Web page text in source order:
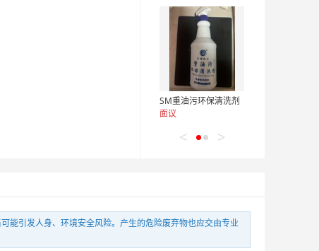
SM重油污环保清洗剂
面议
SM重油污环保清洗剂（大桶）
< >
能引发人身、环境安全风险。产生的危险废弃物也应交由专业